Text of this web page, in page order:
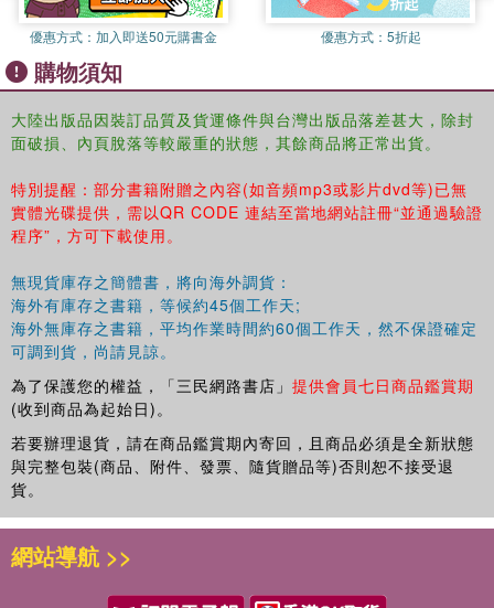
優惠方式： 加入即送50元購書金 優惠方式： 5折起
購物須知
大陸出版品因裝訂品質及貨運條件與台灣出版品落差甚大，除封
面破損、內頁脫落等較嚴重的狀態，其餘商品將正常出貨。
特別提醒：部分書籍附贈之內容(如音頻mp3或影片dvd等)已無
實體光碟提供，需以QR CODE 連結至當地網站註冊“並通過驗證
程序”，方可下載使用。
無現貨庫存之簡體書，將向海外調貨：
海外有庫存之書籍，等候約45個工作天;
海外無庫存之書籍，平均作業時間約60個工作天，然不保證確定
可調到貨，尚請見諒。
為了保護您的權益，「三民網路書店」 提供會員七日商品鑑賞期
(收到商品為起始日)。
若要辦理退貨，請在商品鑑賞期內寄回，且商品必須是全新狀態
與完整包裝(商品、附件、發票、隨貨贈品等)否則恕不接受退
貨。
網站導航 >>